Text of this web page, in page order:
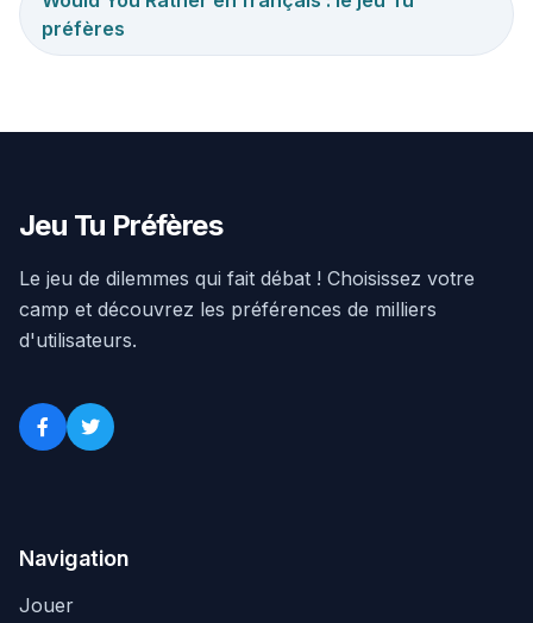
préfères
Jeu Tu Préfères
Le jeu de dilemmes qui fait débat ! Choisissez votre
camp et découvrez les préférences de milliers
d'utilisateurs.
Navigation
Jouer